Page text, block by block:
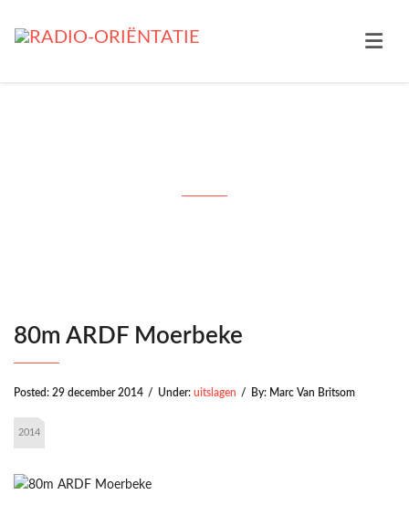
80m ARDF Moerbeke
Posted: 29 december 2014 / Under: uitslagen / By: Marc Van Britsom
2014